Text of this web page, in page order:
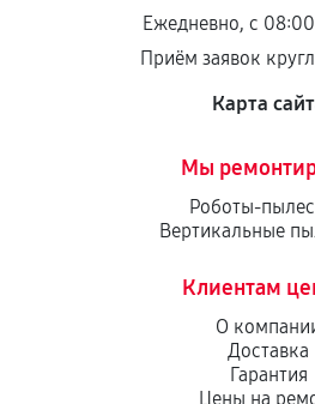
Ежедневно, с
Приём заявок
Карта
Мы
Роботы-
Вертикальные
Клиентам
О
Доставка
Гарантия
Цены на